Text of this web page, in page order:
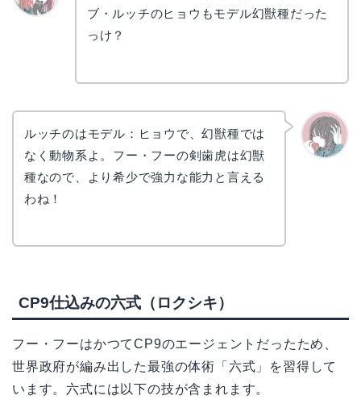
ブ・ルッチのヒョウもモデル幻獣種だった
っけ？
ルッチのはモデル：ヒョウで、幻獣種では
なく動物系よ。フー・フーの剣歯虎は幻獣
種なので、より希少で強力な能力と言える
わね！
CP9仕込みの六式（ロクシキ）
フー・フーはかつてCP9のエージェントだったため、
世界政府が編み出した最強の体術「六式」を習得して
います。六式には以下の技が含まれます。